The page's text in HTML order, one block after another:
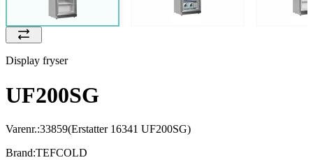
Display fryser
UF200SG
Varenr.:33859(Erstatter 16341 UF200SG)
Brand:TEFCOLD